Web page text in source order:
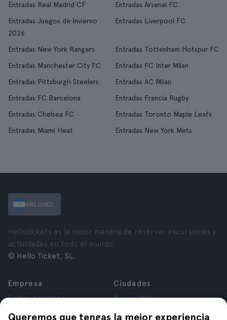
Entradas Real Madrid CF
Entradas Arsenal FC
Entradas Juegos de Invierno
2026
Entradas Liverpool FC
Entradas New York Rangers
Entradas Tottenham Hotspur FC
Entradas Manchester City FC
Entradas FC Inter Milan
Entradas Pittsburgh Steelers
Entradas AC Milan
Entradas FC Barcelona
Entradas Francia Rugby
Entradas Chelsea FC
Entradas Toronto Maple Leafs
Entradas Miami Heat
Entradas New York Mets
Queremos que tengas la mejor experiencia
ARG (USD)
Hellotickets es la mejor manera de reservar excursiones y
actividades en todo el mundo.
© Hello Ticket, SL.
Empresa
Sobre nosotros
Ciudades
Nueva York